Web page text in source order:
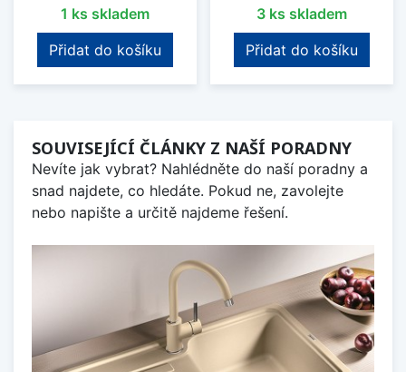
1 ks skladem
Přidat do košíku
3 ks skladem
Přidat do košíku
SOUVISEJÍCÍ ČLÁNKY Z NAŠÍ PORADNY
Nevíte jak vybrat? Nahlédněte do naší poradny a
snad najdete, co hledáte. Pokud ne, zavolejte
nebo napište a určitě najdeme řešení.